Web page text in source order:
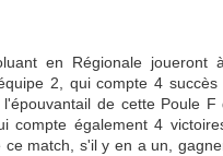
en Régionale joueront
2, qui compte 4
de cette Poule F
compte également 4
ce match, s'il y en a un,